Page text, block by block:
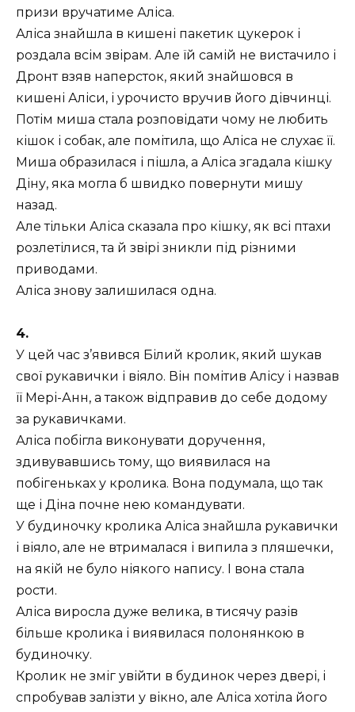
призи вручатиме Аліса.
Аліса знайшла в кишені пакетик цукерок і
роздала всім звірам. Але їй самій не вистачило і
Дронт взяв наперсток, який знайшовся в
кишені Аліси, і урочисто вручив його дівчинці.
Потім миша стала розповідати чому не любить
кішок і собак, але помітила, що Аліса не слухає її.
Миша образилася і пішла, а Аліса згадала кішку
Діну, яка могла б швидко повернути мишу
назад.
Але тільки Аліса сказала про кішку, як всі птахи
розлетілися, та й звірі зникли під різними
приводами.
Аліса знову залишилася одна.
4.
У цей час з’явився Білий кролик, який шукав
свої рукавички і віяло. Він помітив Алісу і назвав
її Мері-Анн, а також відправив до себе додому
за рукавичками.
Аліса побігла виконувати доручення,
здивувавшись тому, що виявилася на
побігеньках у кролика. Вона подумала, що так
ще і Діна почне нею командувати.
У будиночку кролика Аліса знайшла рукавички
і віяло, але не втрималася і випила з пляшечки,
на якій не було ніякого напису. І вона стала
рости.
Аліса виросла дуже велика, в тисячу разів
більше кролика і виявилася полонянкою в
будиночку.
Кролик не зміг увійти в будинок через двері, і
спробував залізти у вікно, але Аліса хотіла його